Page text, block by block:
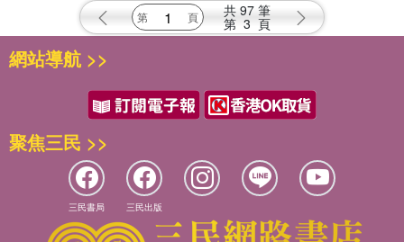
共 97 筆
第 3 頁
網站導航 >>
聚焦三民 >>
三民書局 三民出版